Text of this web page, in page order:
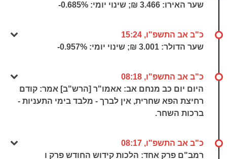
שער האירו: 3.466 ₪; שינוי יומי:
-0.685%
כ"ב אב התשפ"ו, 15:24
שער הדולר: 3.001 ₪; שינוי יומי:
-0.957%
כ"ב אב התשפ"ו, 08:18
היום יום כב מנחם אב: אאמו"ר [הרש"ב] אמר: קודם
רחיצת הפא שחרית, אין לברך - מלבד בימי התעניות -
ברכות השחר.
כ"ב אב התשפ"ו, 08:17
רמב"ם פרק אחד: הלכות קידוש החודש פרק ו